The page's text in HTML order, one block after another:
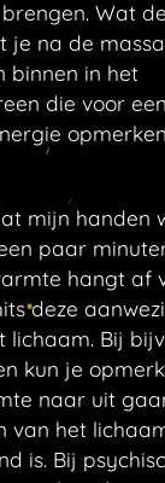
Wat
je na de
binnen in het
die voor
mijn handen
paar
hangt af
deze
lichaam. Bij
kun je
naar uit
van het
is. Bij